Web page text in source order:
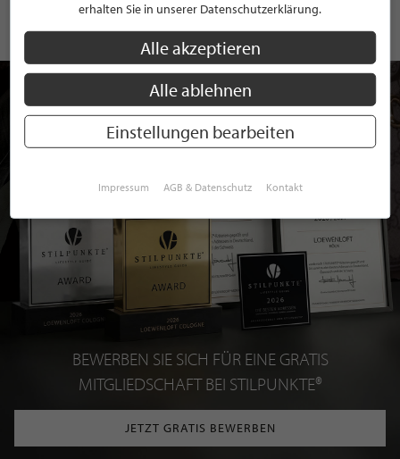
BEWERBEN SIE SICH FÜR EINE GRATIS
MITGLIEDSCHAFT BEI STILPUNKTE®
JETZT GRATIS BEWERBEN
erhalten Sie in unserer Datenschutzerklärung.
Alle akzeptieren
Alle ablehnen
Einstellungen bearbeiten
Impressum AGB & Datenschutz Kontakt